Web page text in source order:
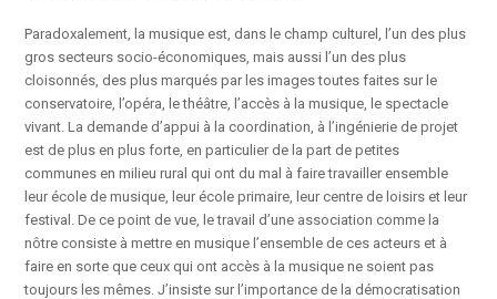
Paradoxalement, la musique est, dans le champ culturel, l’un des plus
gros secteurs socio-économiques, mais aussi l’un des plus
cloisonnés, des plus marqués par les images toutes faites sur le
conservatoire, l’opéra, le théâtre, l’accès à la musique, le spectacle
vivant. La demande d’appui à la coordination, à l’ingénierie de projet
est de plus en plus forte, en particulier de la part de petites
communes en milieu rural qui ont du mal à faire travailler ensemble
leur école de musique, leur école primaire, leur centre de loisirs et leur
festival. De ce point de vue, le travail d’une association comme la
nôtre consiste à mettre en musique l’ensemble de ces acteurs et à
faire en sorte que ceux qui ont accès à la musique ne soient pas
toujours les mêmes. J’insiste sur l’importance de la démocratisation